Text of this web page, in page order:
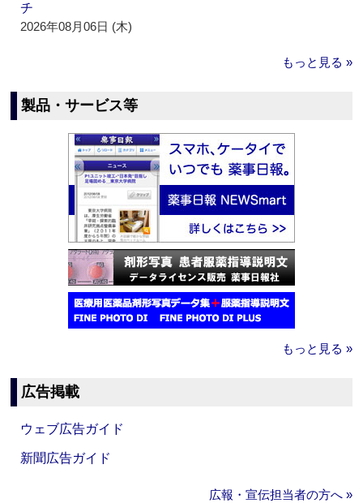
チ
2026年08月06日 (木)
もっと見る »
製品・サービス等
もっと見る »
広告掲載
ウェブ広告ガイド
新聞広告ガイド
広報・宣伝担当者の方へ »